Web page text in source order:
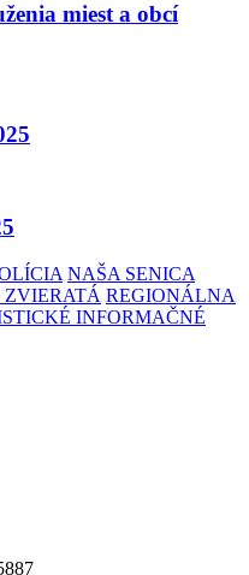
miest a obcí
NAŠA SENICA
REGIONÁLNA
INFORMAČNÉ